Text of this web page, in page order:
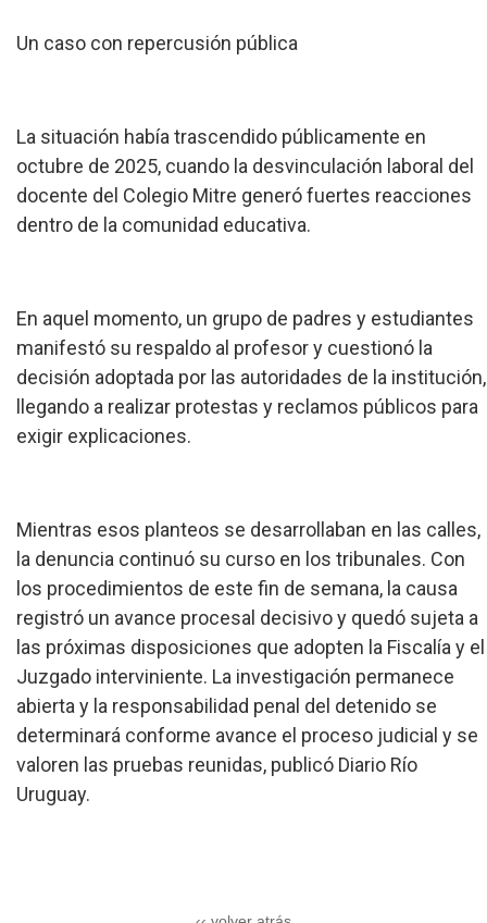
Un caso con repercusión pública
La situación había trascendido públicamente en
octubre de 2025, cuando la desvinculación laboral del
docente del Colegio Mitre generó fuertes reacciones
dentro de la comunidad educativa.
En aquel momento, un grupo de padres y estudiantes
manifestó su respaldo al profesor y cuestionó la
decisión adoptada por las autoridades de la institución,
llegando a realizar protestas y reclamos públicos para
exigir explicaciones.
Mientras esos planteos se desarrollaban en las calles,
la denuncia continuó su curso en los tribunales. Con
los procedimientos de este fin de semana, la causa
registró un avance procesal decisivo y quedó sujeta a
las próximas disposiciones que adopten la Fiscalía y el
Juzgado interviniente. La investigación permanece
abierta y la responsabilidad penal del detenido se
determinará conforme avance el proceso judicial y se
valoren las pruebas reunidas, publicó Diario Río
Uruguay.